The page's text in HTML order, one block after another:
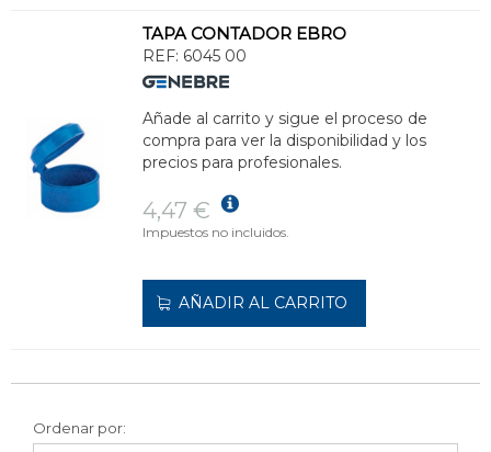
TAPA CONTADOR EBRO
REF: 6045 00
Añade al carrito y sigue el proceso de
compra para ver la disponibilidad y los
precios para profesionales.
4,47 €
Impuestos no incluidos.
AÑADIR AL CARRITO
Ordenar por: